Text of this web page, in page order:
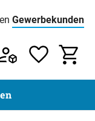
Preisliste:
Gewerbekunden
04961 / 77